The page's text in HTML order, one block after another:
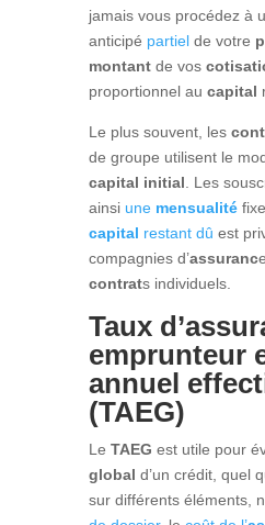
jamais vous procédez à
anticipé partielde votre
montantde vos
proportionnel au capital
Le plus souvent, les
de groupe utilisent le
capital initial . Les
ainsi unemensualité
capital restant dû est
compagnies d’assurance
contrats individuels.
Taux
emprunteur
annuel
(TAEG)
Le TAEG est utile pour
global d’un crédit, quel
sur différents éléments,